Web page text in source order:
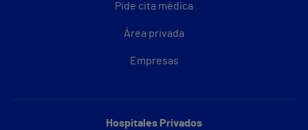
Pide cita médica
Área privada
Empresas
Hospitales Privados